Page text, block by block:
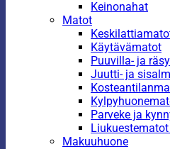
Keinonahat
Matot
Käytävämatot
Puuvilla- ja
Juutti- ja
Parveke ja
Makuuhuone